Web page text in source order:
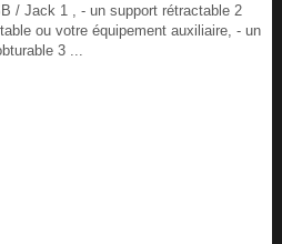
/ Jack 1 , - un support rétractable 2
ou votre équipement auxiliaire, - un
3 ...